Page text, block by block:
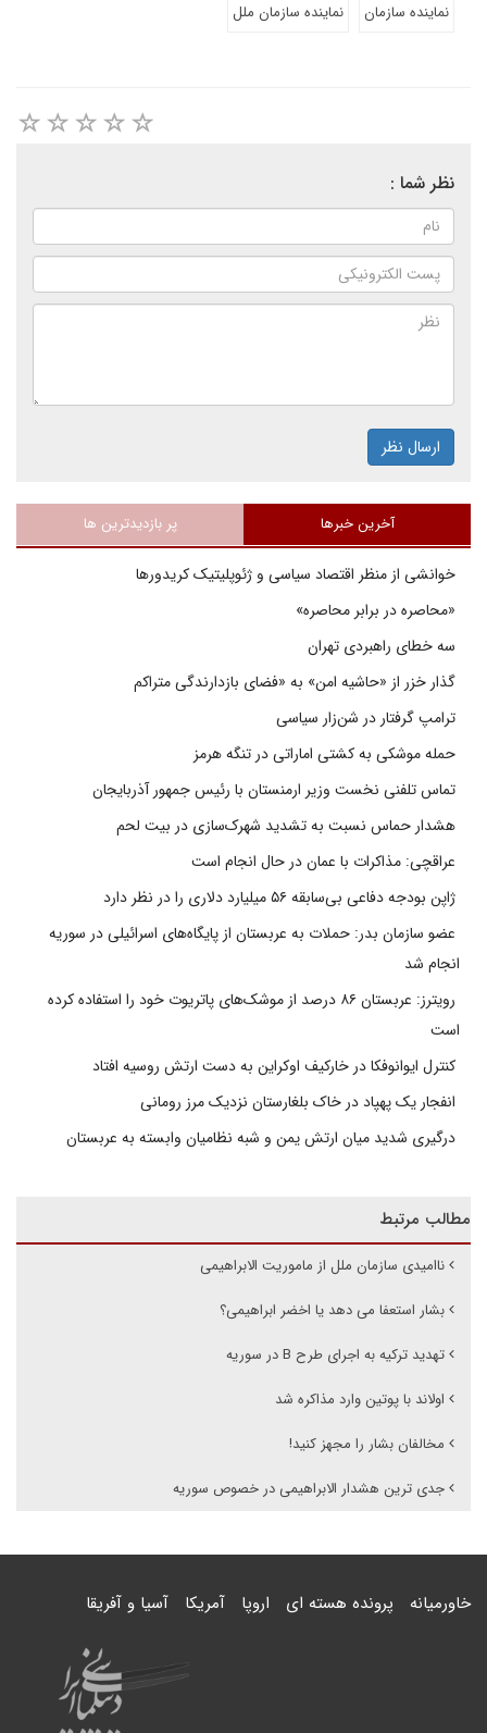
نماینده سازمان
نماینده سازمان ملل
نظر شما :
ارسال نظر
آخرین خبرها پر بازدیدترین ها
خوانشی از منظر اقتصاد سیاسی و ژئوپلیتیک کریدورها
«محاصره در برابر محاصره»
سه خطای راهبردی تهران
گذار خزر از «حاشیه امن» به «فضای بازدارندگی متراکم
ترامپ گرفتار در شن‌زار سیاسی
حمله موشکی به کشتی اماراتی در تنگه هرمز
تماس تلفنی نخست وزیر ارمنستان با رئیس جمهور آذربایجان
هشدار حماس نسبت به تشدید شهرک‌سازی در بیت‌ لحم
عراقچی: مذاکرات با عمان در حال انجام است
ژاپن بودجه دفاعی بی‌سابقه ۵۶ میلیارد دلاری را در نظر دارد
عضو سازمان بدر: حملات به عربستان از پایگاه‌های اسرائیلی در سوریه
انجام شد
رویترز: عربستان ۸۶ درصد از موشک‌های پاتریوت خود را استفاده کرده
است
کنترل ایوانوفکا در خارکیف اوکراین به دست ارتش روسیه افتاد
انفجار یک پهپاد در خاک بلغارستان نزدیک مرز رومانی
درگیری شدید میان ارتش یمن و شبه نظامیان وابسته به عربستان
مطالب مرتبط
ناامیدی سازمان ملل از ماموریت الابراهیمی
بشار استعفا می دهد یا اخضر ابراهیمی؟
تهدید ترکیه به اجرای طرح B در سوریه
اولاند با پوتین وارد مذاکره شد
مخالفان بشار را مجهز کنید!
جدی ترین هشدار الابراهیمی در خصوص سوریه
خاورمیانه پرونده هسته ای اروپا آمریکا آسیا و آفریقا